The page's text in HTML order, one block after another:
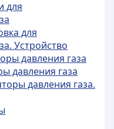
для
для
Устройство
давления газа
давления газа
давления газа.